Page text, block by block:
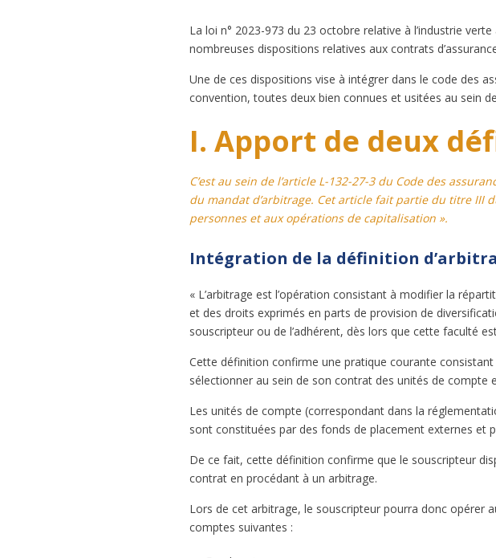
La loi n° 2023-973 du 23 octobre relative à l’industrie
nombreuses dispositions relatives aux contrats
Une de ces dispositions vise à intégrer dans le code des
convention, toutes deux bien connues et usitées au sein
I. Apport de deux
C’est au sein de l’article L-132-27-3 du Code des
du mandat d’arbitrage. Cet article fait partie du titre III
personnes et aux opérations de capitalisation ».
Intégration de la définition
« L’arbitrage est l’opération consistant à modifier la
et des droits exprimés en parts de provision de
souscripteur ou de l’adhérent, dès lors que cette faculté
Cette définition confirme une pratique courante
sélectionner au sein de son contrat des unités de compte
Les unités de compte (correspondant dans la
sont constituées par des fonds de placement externes et
De ce fait, cette définition confirme que le souscripteur
contrat en procédant à un arbitrage.
Lors de cet arbitrage, le souscripteur pourra donc opérer
comptes suivantes :